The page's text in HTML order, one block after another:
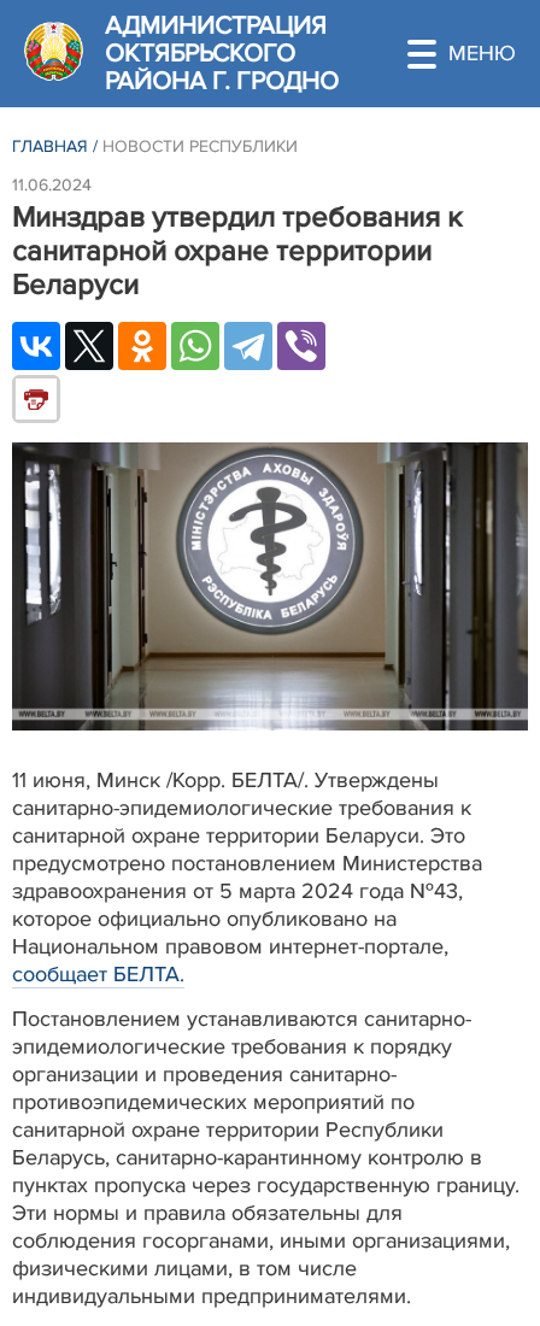
АДМИНИСТРАЦИЯ
ОКТЯБРЬСКОГО
РАЙОНА Г. ГРОДНО
ГЛАВНАЯ / НОВОСТИ РЕСПУБЛИКИ
11.06.2024
Минздрав утвердил требования к
санитарной охране территории
Беларуси
11 июня, Минск /Корр. БЕЛТА/. Утверждены
санитарно-эпидемиологические требования к
санитарной охране территории Беларуси. Это
предусмотрено постановлением Министерства
здравоохранения от 5 марта 2024 года №43,
которое официально опубликовано на
Национальном правовом интернет-портале,
сообщает БЕЛТА.
Постановлением устанавливаются санитарно-
эпидемиологические требования к порядку
организации и проведения санитарно-
противоэпидемических мероприятий по
санитарной охране территории Республики
Беларусь, санитарно-карантинному контролю в
пунктах пропуска через государственную границу.
Эти нормы и правила обязательны для
соблюдения госорганами, иными организациями,
физическими лицами, в том числе
индивидуальными предпринимателями.